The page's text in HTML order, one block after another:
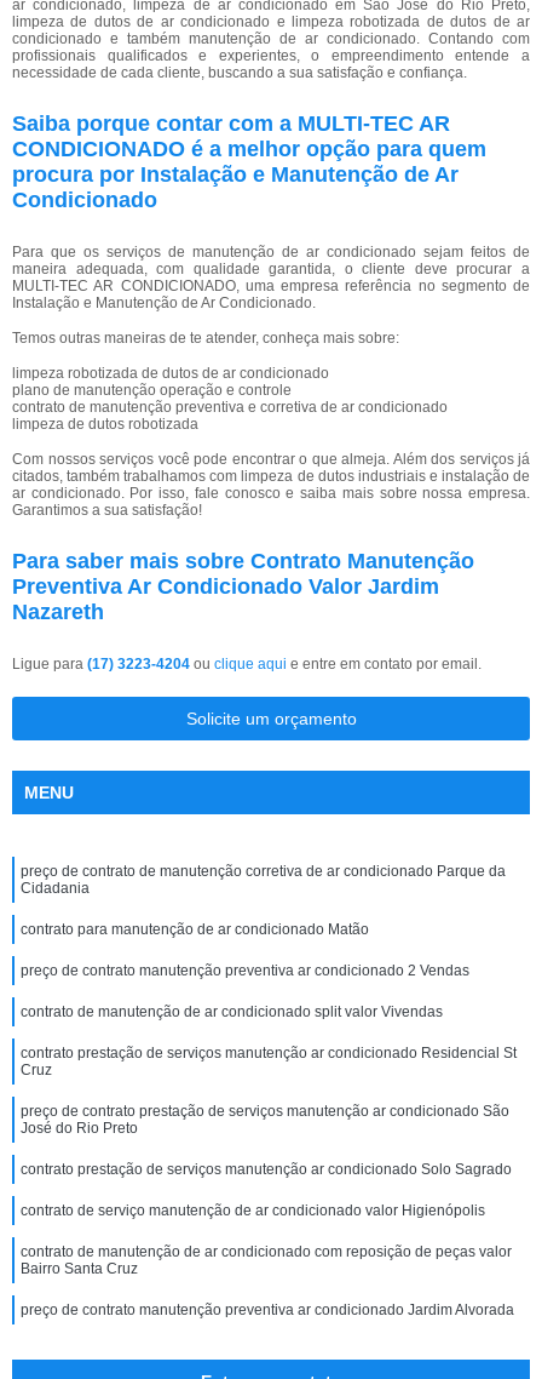
ar condicionado, limpeza de ar condicionado em São José do Rio Preto,
limpeza de dutos de ar condicionado e limpeza robotizada de dutos de ar
condicionado e também manutenção de ar condicionado. Contando com
profissionais qualificados e experientes, o empreendimento entende a
necessidade de cada cliente, buscando a sua satisfação e confiança.
Saiba porque contar com a MULTI-TEC AR
CONDICIONADO é a melhor opção para quem
procura por Instalação e Manutenção de Ar
Condicionado
Para que os serviços de manutenção de ar condicionado sejam feitos de
maneira adequada, com qualidade garantida, o cliente deve procurar a
MULTI-TEC AR CONDICIONADO, uma empresa referência no segmento de
Instalação e Manutenção de Ar Condicionado.
Temos outras maneiras de te atender, conheça mais sobre:
limpeza robotizada de dutos de ar condicionado
plano de manutenção operação e controle
contrato de manutenção preventiva e corretiva de ar condicionado
limpeza de dutos robotizada
Com nossos serviços você pode encontrar o que almeja. Além dos serviços já
citados, também trabalhamos com limpeza de dutos industriais e instalação de
ar condicionado. Por isso, fale conosco e saiba mais sobre nossa empresa.
Garantimos a sua satisfação!
Para saber mais sobre Contrato Manutenção
Preventiva Ar Condicionado Valor Jardim
Nazareth
Ligue para (17) 3223-4204 ou clique aqui e entre em contato por email.
Solicite um orçamento
MENU
preço de contrato de manutenção corretiva de ar condicionado Parque da
Cidadania
contrato para manutenção de ar condicionado Matão
preço de contrato manutenção preventiva ar condicionado 2 Vendas
contrato de manutenção de ar condicionado split valor Vivendas
contrato prestação de serviços manutenção ar condicionado Residencial St
Cruz
preço de contrato prestação de serviços manutenção ar condicionado São
José do Rio Preto
contrato prestação de serviços manutenção ar condicionado Solo Sagrado
contrato de serviço manutenção de ar condicionado valor Higienópolis
contrato de manutenção de ar condicionado com reposição de peças valor
Bairro Santa Cruz
preço de contrato manutenção preventiva ar condicionado Jardim Alvorada